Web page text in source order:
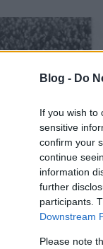
Blog - Do
If you wish to
sensitive
confirm your
continue
information
further
participants.
Downstream
Please note